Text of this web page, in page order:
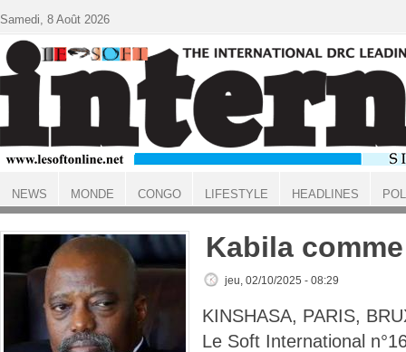
ACCUEIL
Kabila
jeu, 02/10/2025 - 08:29
KINSHASA, PARIS,
Le Soft International
Samedi, 8 Août 2026
NEWS MONDE CONGO LIFESTYLE HEADLINES